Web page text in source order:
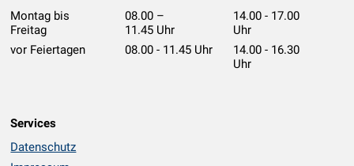
Montag bis
Freitag
08.00 –
11.45 Uhr
14.00 - 17.00
Uhr
vor Feiertagen
08.00 - 11.45 Uhr
14.00 - 16.30
Uhr
Services
Datenschutz